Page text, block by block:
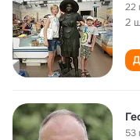
22
2
53